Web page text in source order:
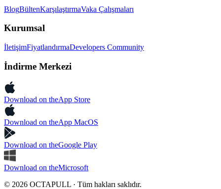
BlogBültenKarşılaştırmaVaka Çalışmaları
Kurumsal
İletişimFiyatlandırmaDevelopers Community
İndirme Merkezi
Download on theApp Store
Download on theApp MacOS
Download on theGoogle Play
Download on theMicrosoft
© 2026 OCTAPULL · Tüm hakları saklıdır.